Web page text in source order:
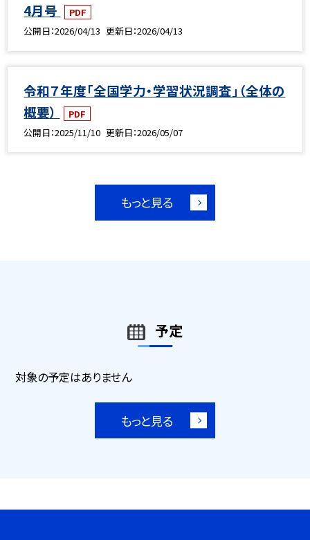
4月号
PDF
公開日 2026/04/13 更新日 2026/04/13
令和７年度「全国学力・学習状況調査」（全体の
概要）
PDF
公開日 2025/11/10 更新日 2026/05/07
もっと見る
予定
対象の予定はありません
もっと見る